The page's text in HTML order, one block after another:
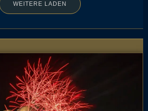
WEITERE LADEN